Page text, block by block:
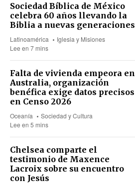
Sociedad Bíblica de México
celebra 60 años llevando la
Biblia a nuevas generaciones
Latinoamérica
Iglesia y Misiones
Lee en 7 mins
Falta de vivienda empeora en
Australia, organización
benéfica exige datos precisos
en Censo 2026
Oceanía
Sociedad y Cultura
Lee en 5 mins
Chelsea comparte el
testimonio de Maxence
Lacroix sobre su encuentro
con Jesús